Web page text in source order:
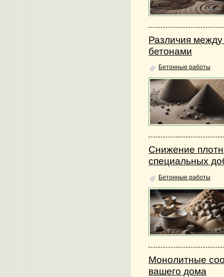
Различия
бетонами
Бетонные работы
Снижение
специальных
Бетонные работы
Монолитные
вашего дома